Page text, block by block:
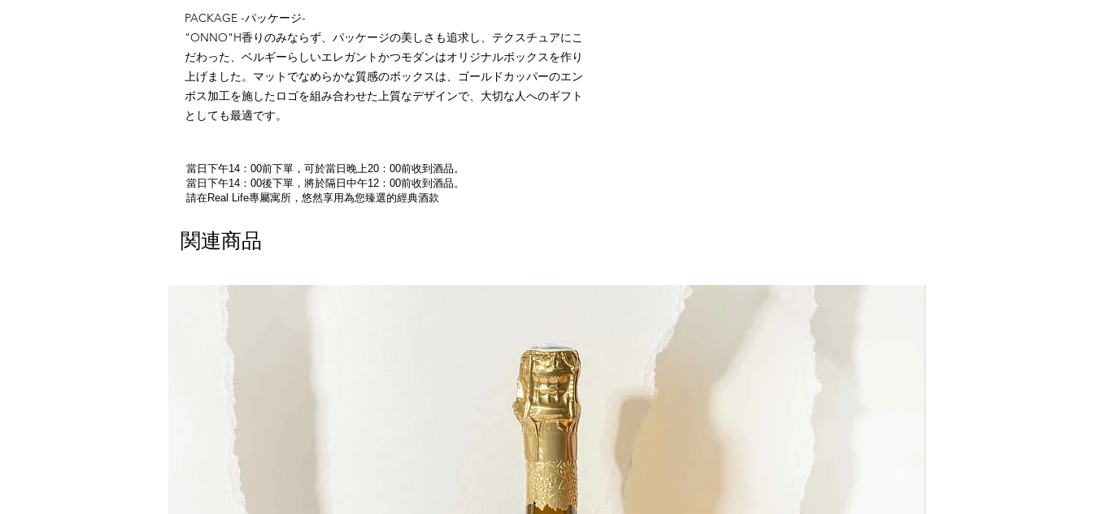
PACKAGE -パッケージ-
"ONNO"H香りのみならず、パッケージの美しさも追求し、テクスチュアにこ
だわった、ベルギーらしいエレガントかつモダンはオリジナルボックスを作り
上げました。マットでなめらかな質感のボックスは、ゴールドカッパーのエン
ボス加工を施したロゴを組み合わせた上質なデザインで、大切な人へのギフト
としても最適です。
當日下午14：00前下單，可於當日晚上20：00前收到酒品。
當日下午14：00後下單，將於隔日中午12：00前收到酒品。
請在Real Life專屬寓所，悠然享用為您臻選的經典酒款
関連商品